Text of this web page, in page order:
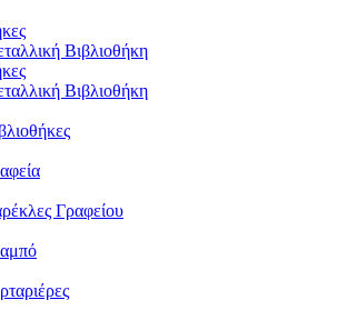
Βιβλιοθήκη
Βιβλιοθήκη
Γραφείου